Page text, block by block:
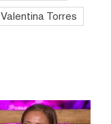
Valentina Torres